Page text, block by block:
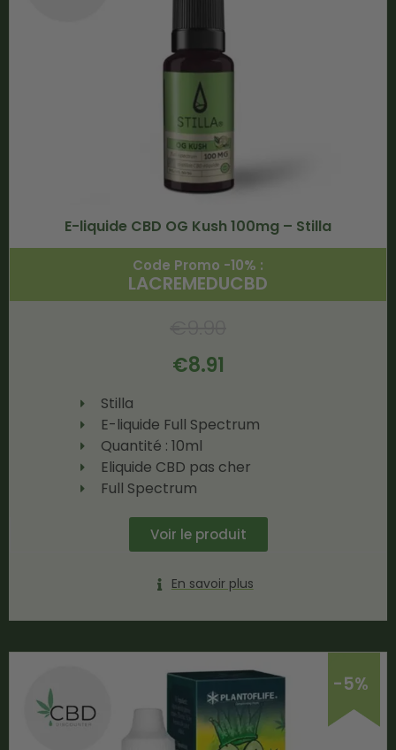
E-liquide CBD OG Kush 100mg – Stilla
Code Promo -10% :
LACREMEDUCBD
€8.91
Stilla
E-liquide Full Spectrum
Quantité : 10ml
Eliquide CBD pas cher
Full Spectrum
Voir le produit
En savoir plus
-5%